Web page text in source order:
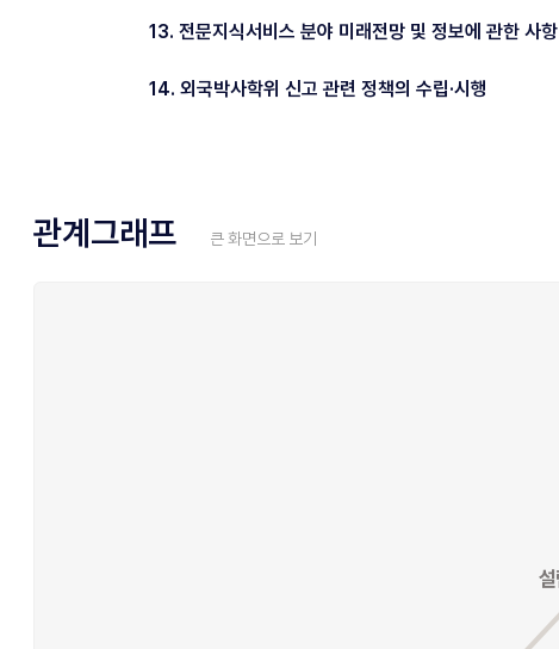
13. 전문지식서비스 분야 미래전망 및 정보에 관한 사항
14. 외국박사학위 신고 관련 정책의 수립·시행
관계그래프 큰 화면으로 보기